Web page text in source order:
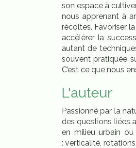
son espace à
nous apprenant à
récoltes. Favoriser
accélérer la
autant de
souvent pratiquée
C’est ce que nous
L'auteur
Passionné par la
des questions liées
en milieu urbain
: verticalité,